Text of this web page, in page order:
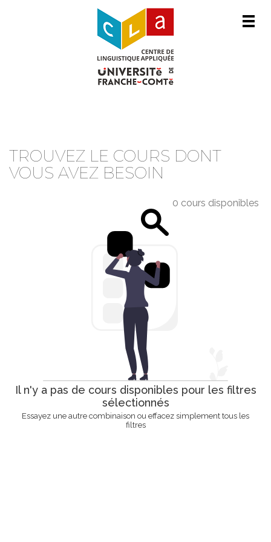
TROUVEZ LE COURS DONT
VOUS AVEZ BESOIN
0 cours disponibles
Il n'y a pas de cours disponibles pour les filtres
sélectionnés
Essayez une autre combinaison ou effacez simplement tous les
filtres